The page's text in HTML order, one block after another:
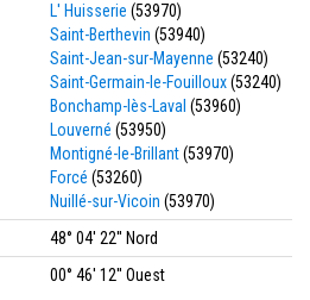
L' Huisserie (53970)
Saint-Berthevin (53940)
Saint-Jean-sur-Mayenne (53240)
Saint-Germain-le-Fouilloux(53240)
Bonchamp-lès-Laval (53960)
Louverné (53950)
Montigné-le-Brillant(53970)
Forcé (53260)
Nuillé-sur-Vicoin (53970)
48° 04' 22'' Nord
00° 46' 12'' Ouest